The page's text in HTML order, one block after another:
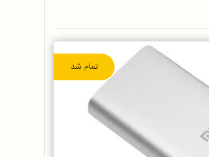
تمام شد